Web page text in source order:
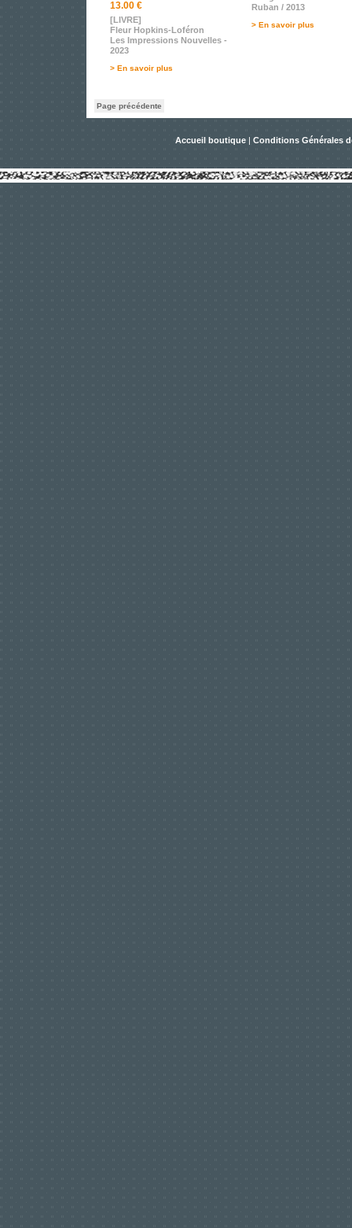
13.00 €
[LIVRE]
Fleur Hopkins-Loféron
Les Impressions Nouvelles -
2023
> En savoir plus
Ruban / 2013
> En savoir plus
Page précédente
Accueil boutique | Conditions Générales